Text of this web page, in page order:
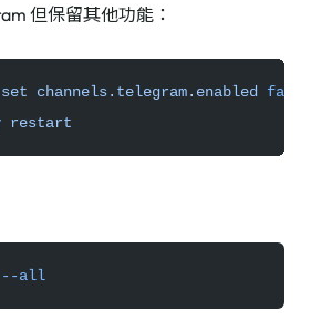
但保留其他功能：
set channels.telegram.enabled
false
restart
--all